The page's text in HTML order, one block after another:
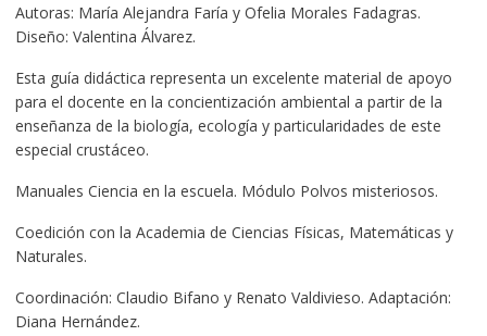
Autoras: María Alejandra Faría y Ofelia Morales Fadagras.
Diseño: Valentina Álvarez.
Esta guía didáctica representa un excelente material de apoyo
para el docente en la concientización ambiental a partir de la
enseñanza de la biología, ecología y particularidades de este
especial crustáceo.
Manuales Ciencia en la escuela. Módulo Polvos misteriosos.
Coedición con la Academia de Ciencias Físicas, Matemáticas y
Naturales.
Coordinación: Claudio Bifano y Renato Valdivieso. Adaptación:
Diana Hernández.